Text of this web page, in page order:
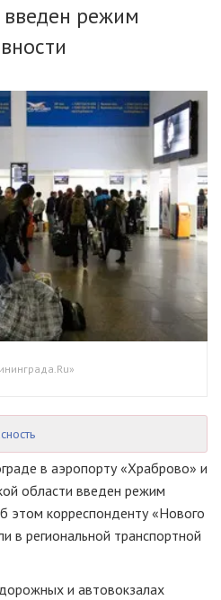
введен режим
в аэропорту «Храброво» и
области введен режим
этом корреспонденту «Нового
в региональной транспортной
и автовокзалах